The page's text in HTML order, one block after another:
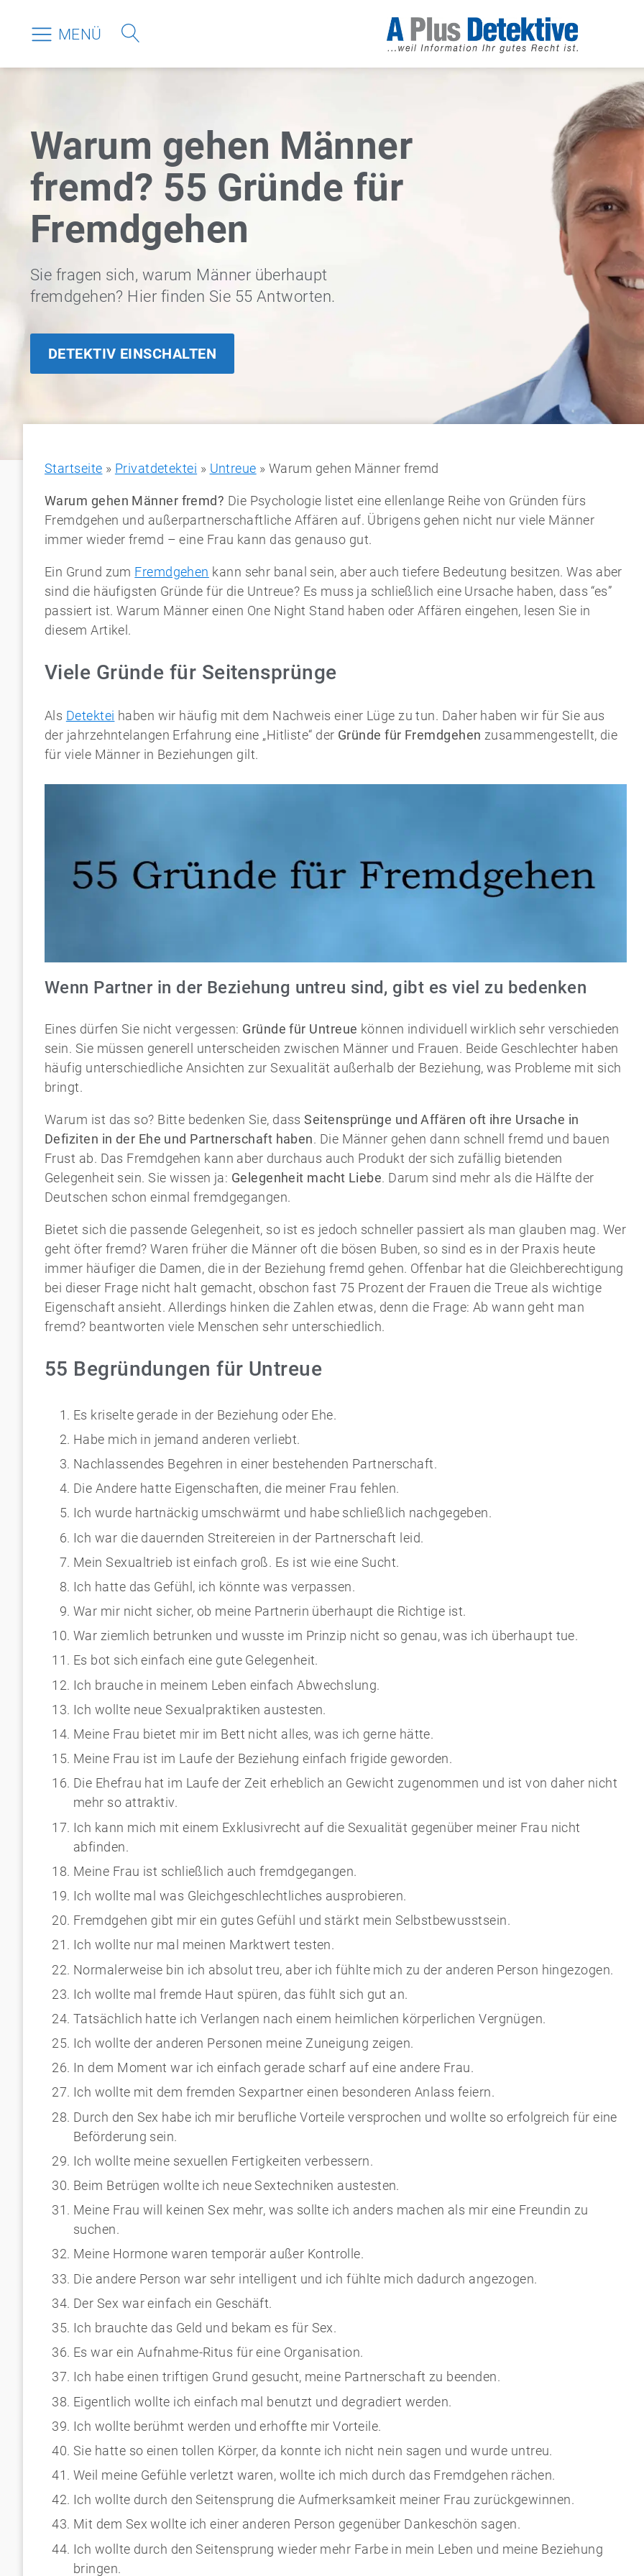
MENÜ
Warum gehen Männer
fremd? 55 Gründe für
Fremdgehen
Sie fragen sich, warum Männer überhaupt
fremdgehen? Hier finden Sie 55 Antworten.
DETEKTIV EINSCHALTEN
Startseite » Privatdetektei » Untreue » Warum gehen Männer fremd
Warum gehen Männer fremd? Die Psychologie listet eine ellenlange Reihe von Gründen fürs
Fremdgehen und außerpartnerschaftliche Affären auf. Übrigens gehen nicht nur viele Männer
immer wieder fremd – eine Frau kann das genauso gut.
Ein Grund zum Fremdgehen kann sehr banal sein, aber auch tiefere Bedeutung besitzen. Was aber
sind die häufigsten Gründe für die Untreue? Es muss ja schließlich eine Ursache haben, dass “es”
passiert ist. Warum Männer einen One Night Stand haben oder Affären eingehen, lesen Sie in
diesem Artikel.
Viele Gründe für Seitensprünge
Als Detektei haben wir häufig mit dem Nachweis einer Lüge zu tun. Daher haben wir für Sie aus
der jahrzehntelangen Erfahrung eine „Hitliste“ der Gründe für Fremdgehen zusammengestellt, die
für viele Männer in Beziehungen gilt.
Wenn Partner in der Beziehung untreu sind, gibt es viel zu bedenken
Eines dürfen Sie nicht vergessen: Gründe für Untreue können individuell wirklich sehr verschieden
sein. Sie müssen generell unterscheiden zwischen Männer und Frauen. Beide Geschlechter haben
häufig unterschiedliche Ansichten zur Sexualität außerhalb der Beziehung, was Probleme mit sich
bringt.
Warum ist das so? Bitte bedenken Sie, dassSeitensprünge und Affären oft ihre Ursache in
Defiziten in der Ehe und Partnerschaft haben. Die Männer gehen dann schnell fremd und bauen
Frust ab. Das Fremdgehen kann aber durchaus auch Produkt der sich zufällig bietenden
Gelegenheit sein. Sie wissen ja: Gelegenheit macht Liebe. Darum sind mehr als die Hälfte der
Deutschen schon einmal fremdgegangen.
Bietet sich die passende Gelegenheit, so ist es jedoch schneller passiert als man glauben mag. Wer
geht öfter fremd? Waren früher die Männer oft die bösen Buben, so sind es in der Praxis heute
immer häufiger die Damen, die in der Beziehung fremd gehen. Offenbar hat die Gleichberechtigung
bei dieser Frage nicht halt gemacht, obschon fast 75 Prozent der Frauen die Treue als wichtige
Eigenschaft ansieht. Allerdings hinken die Zahlen etwas, denn die Frage: Ab wann geht man
fremd? beantworten viele Menschen sehr unterschiedlich.
55 Begründungen für Untreue
Es kriselte gerade in der Beziehung oder Ehe.
Habe mich in jemand anderen verliebt.
Nachlassendes Begehren in einer bestehenden Partnerschaft.
Die Andere hatte Eigenschaften, die meiner Frau fehlen.
Ich wurde hartnäckig umschwärmt und habe schließlich nachgegeben.
Ich war die dauernden Streitereien in der Partnerschaft leid.
Mein Sexualtrieb ist einfach groß. Es ist wie eine Sucht.
Ich hatte das Gefühl, ich könnte was verpassen.
War mir nicht sicher, ob meine Partnerin überhaupt die Richtige ist.
War ziemlich betrunken und wusste im Prinzip nicht so genau, was ich überhaupt tue.
Es bot sich einfach eine gute Gelegenheit.
Ich brauche in meinem Leben einfach Abwechslung.
Ich wollte neue Sexualpraktiken austesten.
Meine Frau bietet mir im Bett nicht alles, was ich gerne hätte.
Meine Frau ist im Laufe der Beziehung einfach frigide geworden.
Die Ehefrau hat im Laufe der Zeit erheblich an Gewicht zugenommen und ist von daher nicht
mehr so attraktiv.
Ich kann mich mit einem Exklusivrecht auf die Sexualität gegenüber meiner Frau nicht
abfinden.
Meine Frau ist schließlich auch fremdgegangen.
Ich wollte mal was Gleichgeschlechtliches ausprobieren.
Fremdgehen gibt mir ein gutes Gefühl und stärkt mein Selbstbewusstsein.
Ich wollte nur mal meinen Marktwert testen.
Normalerweise bin ich absolut treu, aber ich fühlte mich zu der anderen Person hingezogen.
Ich wollte mal fremde Haut spüren, das fühlt sich gut an.
Tatsächlich hatte ich Verlangen nach einem heimlichen körperlichen Vergnügen.
Ich wollte der anderen Personen meine Zuneigung zeigen.
In dem Moment war ich einfach gerade scharf auf eine andere Frau.
Ich wollte mit dem fremden Sexpartner einen besonderen Anlass feiern.
Durch den Sex habe ich mir berufliche Vorteile versprochen und wollte so erfolgreich für eine
Beförderung sein.
Ich wollte meine sexuellen Fertigkeiten verbessern.
Beim Betrügen wollte ich neue Sextechniken austesten.
Meine Frau will keinen Sex mehr, was sollte ich anders machen als mir eine Freundin zu
suchen.
Meine Hormone waren temporär außer Kontrolle.
Die andere Person war sehr intelligent und ich fühlte mich dadurch angezogen.
Der Sex war einfach ein Geschäft.
Ich brauchte das Geld und bekam es für Sex.
Es war ein Aufnahme-Ritus für eine Organisation.
Ich habe einen triftigen Grund gesucht, meine Partnerschaft zu beenden.
Eigentlich wollte ich einfach mal benutzt und degradiert werden.
Ich wollte berühmt werden und erhoffte mir Vorteile.
Sie hatte so einen tollen Körper, da konnte ich nicht nein sagen und wurde untreu.
Weil meine Gefühle verletzt waren, wollte ich mich durch das Fremdgehen rächen.
Ich wollte durch den Seitensprung die Aufmerksamkeit meiner Frau zurückgewinnen.
Mit dem Sex wollte ich einer anderen Person gegenüber Dankeschön sagen.
Ich wollte durch den Seitensprung wieder mehr Farbe in mein Leben und meine Beziehung
bringen.